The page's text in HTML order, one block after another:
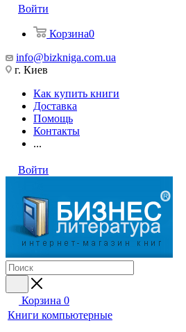
Войти
Корзина0
info@bizkniga.com.ua
г. Киев
Как купить книги
Доставка
Помощь
Контакты
...
Войти
Корзина 0
Книги компьютерные